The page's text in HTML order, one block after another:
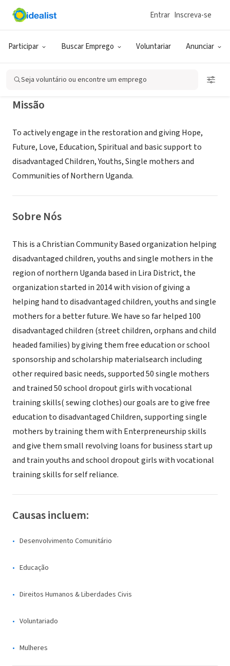
Participar Buscar Emprego Voluntariar Anunciar
Entrar Inscreva-se
Seja voluntário ou encontre um emprego
ONG (SETOR SOCIAL)
PUREWISH FOUNDATION UGANDA
Missão
To actively engage in the restoration and giving Hope,
Future, Love, Education, Spiritual and basic support to
disadvantaged Children, Youths, Single mothers and
Communities of Northern Uganda.
Sobre Nós
This is a Christian Community Based organization helping
disadvantaged children, youths and single mothers in the
region of northern Uganda based in Lira District, the
organization started in 2014 with vision of giving a
helping hand to disadvantaged children, youths and single
mothers for a better future. We have so far helped 100
disadvantaged children (street children, orphans and child
headed families) by giving them free education or school
sponsorship and scholarship materialsearch including
other required basic needs, supported 50 single mothers
and trained 50 school dropout girls with vocational
training skills( sewing clothes) our goals are to give free
education to disadvantaged Children, supporting single
mothers by training them with Enterpreneurship skills
and give them small revolving loans for business start up
and train youths and school dropout girls with vocational
training skills for self reliance.
Causas incluem:
Desenvolvimento Comunitário
Educação
Direitos Humanos & Liberdades Civis
Voluntariado
Mulheres